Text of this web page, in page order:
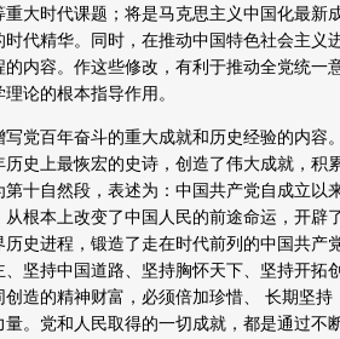
重大时代课题；将是马克思主义中国化最
时代精华。同时，在推动中国特色社会主
的内容。作这些修改，有利于推动全党统
论的根本指导作用。
百年奋斗的重大成就和历史经验的内容
历史上最恢宏的史诗，创造了伟大成就，
第十自然段，表述为：中国共产党自成立
从根本上改变了中国人民的前途命运，开
历史进程，锻造了走在时代前列的中国共
、坚持中国道路、坚持胸怀天下、坚持开
创造的精神财富，必须倍加珍惜、 长期坚
量。党和人民取得的一切成就，都是通过